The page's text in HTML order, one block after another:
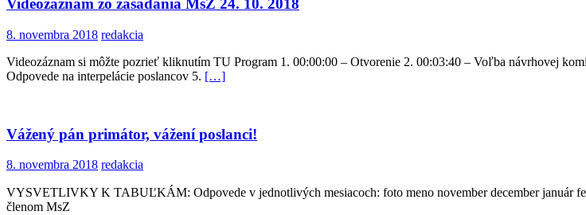
Videozáznam zo zasadania MsZ 24. 10. 2018
8. novembra 2018 redakcia
Videozáznam si môžte pozrieť kliknutím TU Program 1. 00:00:00 – Otvorenie 2. 00:03:40 – Voľba návrhovej
Odpovede na interpelácie poslancov 5. […]
Vážený pán primátor, vážení poslanci!
8. novembra 2018 redakcia
VYSVETLIVKY K TABUĽKÁM: Odpovede v jednotlivých mesiacoch: foto meno november december január
členom MsZ